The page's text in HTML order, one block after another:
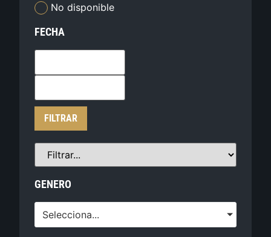
No disponible
FECHA
FILTRAR
GENERO
Selecciona...